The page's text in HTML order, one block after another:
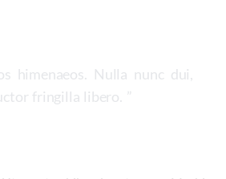
himenaeos. Nulla nunc dui,
fringilla libero. ”